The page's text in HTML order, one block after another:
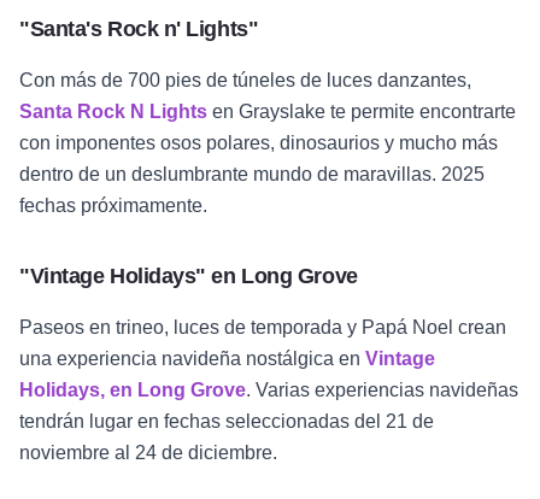
"Santa's Rock n' Lights"
Con más de 700 pies de túneles de luces danzantes,
Santa Rock N Lights en Grayslake te permite encontrarte
con imponentes osos polares, dinosaurios y mucho más
dentro de un deslumbrante mundo de maravillas. 2025
fechas próximamente.
"Vintage Holidays" en Long Grove
Paseos en trineo, luces de temporada y Papá Noel crean
una experiencia navideña nostálgica en Vintage
Holidays, en Long Grove. Varias experiencias navideñas
tendrán lugar en fechas seleccionadas del 21 de
noviembre al 24 de diciembre.